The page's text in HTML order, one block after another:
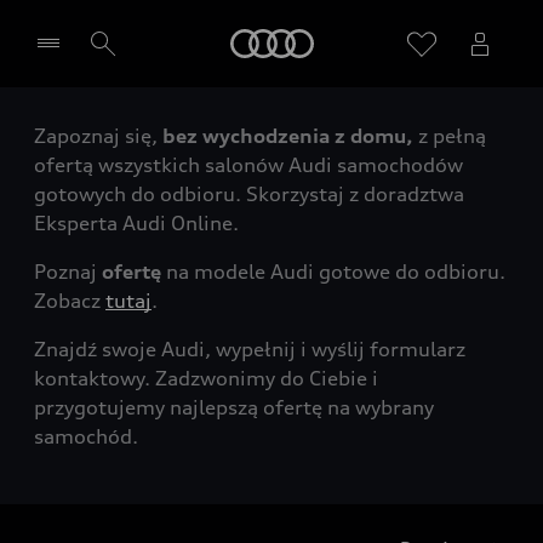
Wybierz Twojego Partnera Audi
Zapoznaj się, bez wychodzenia z domu, z pełną
ofertą wszystkich salonów Audi samochodów
gotowych do odbioru. Skorzystaj z doradztwa
Eksperta Audi Online.
Poznaj ofertę na modele Audi gotowe do odbioru.
Zobacz tutaj.
Znajdź swoje Audi, wypełnij i wyślij formularz
kontaktowy. Zadzwonimy do Ciebie i
przygotujemy najlepszą ofertę na wybrany
samochód.